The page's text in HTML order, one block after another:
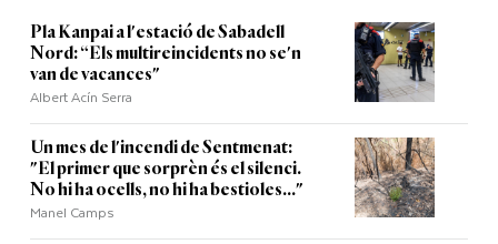
Pla Kanpai a l'estació de Sabadell
Nord: “Els multireincidents no se'n
van de vacances"
Albert Acín Serra
Un mes de l'incendi de Sentmenat:
"El primer que sorprèn és el silenci.
No hi ha ocells, no hi ha bestioles..."
Manel Camps